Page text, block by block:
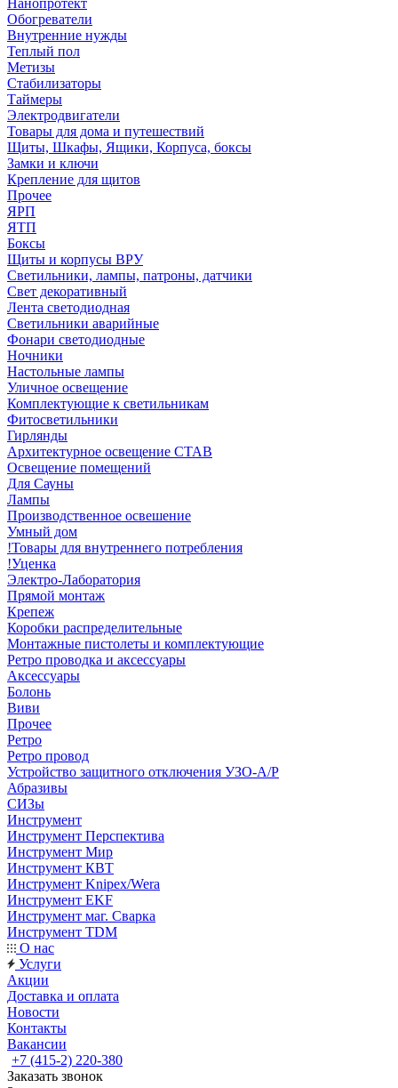
Нанопротект
Обогреватели
Внутренние нужды
Теплый пол
Метизы
Стабилизаторы
Таймеры
Электродвигатели
Товары для дома и путешествий
Щиты, Шкафы, Ящики, Корпуса, боксы
Замки и ключи
Крепление для щитов
Прочее
ЯРП
ЯТП
Боксы
Щиты и корпусы ВРУ
Светильники, лампы, патроны, датчики
Свет декоративный
Лента светодиодная
Светильники аварийные
Фонари светодиодные
Ночники
Настольные лампы
Уличное освещение
Комплектующие к светильникам
Фитосветильники
Гирлянды
Архитектурное освещение СТАВ
Освещение помещений
Для Сауны
Лампы
Производственное освешение
Умный дом
!Товары для внутреннего потребления
!Уценка
Электро-Лаборатория
Прямой монтаж
Крепеж
Коробки распределительные
Монтажные пистолеты и комплектующие
Ретро проводка и аксессуары
Аксессуары
Болонь
Виви
Прочее
Ретро
Ретро провод
Устройство защитного отключения УЗО-А/Р
Абразивы
СИЗы
Инструмент
Инструмент Перспектива
Инструмент Мир
Инструмент КВТ
Инструмент Knipex/Wera
Инструмент EKF
Инструмент маг. Сварка
Инструмент TDM
О нас
Услуги
Акции
Доставка и оплата
Новости
Контакты
Вакансии
+7 (415-2) 220-380
Заказать звонок